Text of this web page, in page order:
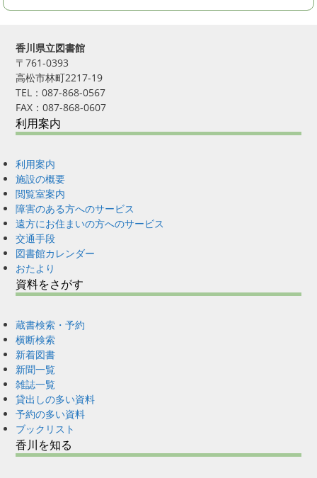
香川県立図書館
〒761-0393
高松市林町2217-19
TEL：087-868-0567
FAX：087-868-0607
利用案内
利用案内
施設の概要
閲覧室案内
障害のある方へのサービス
遠方にお住まいの方へのサービス
交通手段
図書館カレンダー
おたより
資料をさがす
蔵書検索・予約
横断検索
新着図書
新聞一覧
雑誌一覧
貸出しの多い資料
予約の多い資料
ブックリスト
香川を知る